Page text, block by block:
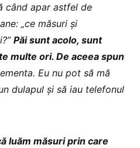
când apar astfel de
„ce măsuri și
Păi sunt acolo, sunt
multe ori. De aceea spun
Eu nu pot să mă
dulapul și să iau telefonul
luăm măsuri prin care